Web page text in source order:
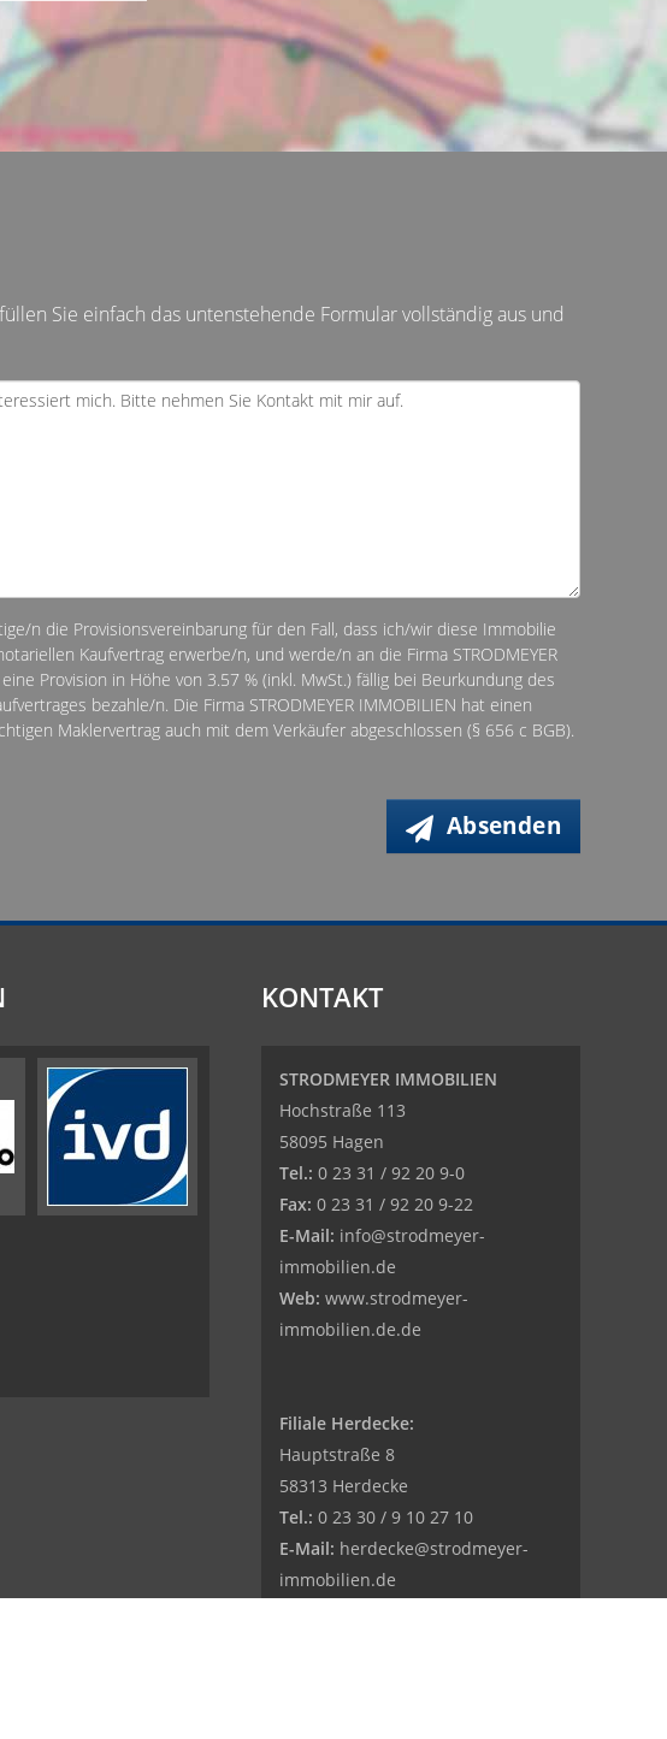
Sie einfach das untenstehende Formular vollständig aus und
n die Provisionsvereinbarung für den Fall, dass ich/wir diese Immobilie
Kaufvertrag erwerbe/n, und werde/n an die Firma STRODMEYER
Provision in Höhe von 3.57 % (inkl. MwSt.) fällig bei Beurkundung des
bezahle/n. Die Firma STRODMEYER IMMOBILIEN hat einen
Maklervertrag auch mit dem Verkäufer abgeschlossen (§ 656 c BGB).
Absenden
KONTAKT
STRODMEYER IMMOBILIEN
Hochstraße 113
58095 Hagen
Tel.: 0 23 31 / 92 20 9-0
Fax: 0 23 31 / 92 20 9-22
E-Mail: info@strodmeyer-
immobilien.de
Web: www.strodmeyer-
immobilien.de.de
Filiale Herdecke:
Hauptstraße 8
58313 Herdecke
Tel.: 0 23 30 / 9 10 27 10
E-Mail: herdecke@strodmeyer-
immobilien.de